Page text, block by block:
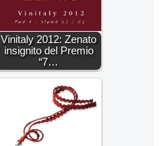
Vinitaly 2012: Zenato
insignito del Premio
“7…